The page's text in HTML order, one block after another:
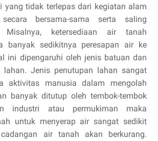
yang tidak terlepas dari kegiatan alam
bersama-sama serta saling
Misalnya, ketersediaan air tanah
banyak sedikitnya peresapan air ke
ini dipengaruhi oleh jenis batuan dan
lahan. Jenis penutupan lahan sangat
aktivitas manusia dalam mengolah
banyak ditutup oleh tembok-tembok
industri atau permukiman maka
untuk menyerap air sangat sedikit
air tanah akan berkurang.